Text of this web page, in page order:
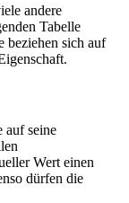
andere
Tabelle
beziehen sich auf
auf seine
Wert einen
dürfen die